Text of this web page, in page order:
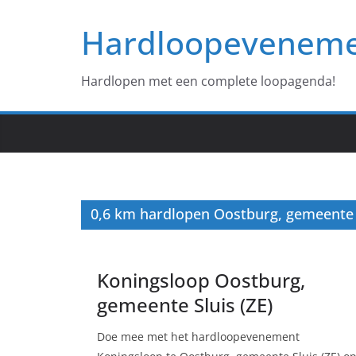
Hardlopen met een complete loopagenda!
0,6 km hardlopen Oostburg, gemeente
Koningsloop Oostburg,
gemeente Sluis (ZE)
Doe mee met het hardloopevenement